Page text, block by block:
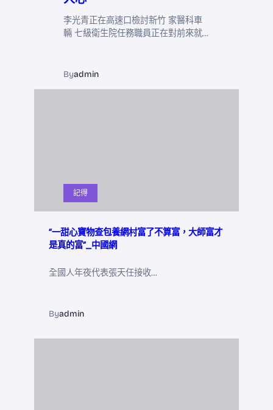
李光青正在高速口檢討新竹 家醫科車
輛 七級衛生院任務職員正在對前來就…
Byadmin
記得
“一甜心寶物查包養網村富了不算富，大師富才
是真的富”_中國網
全國人年夜代表張天任接收…
Byadmin